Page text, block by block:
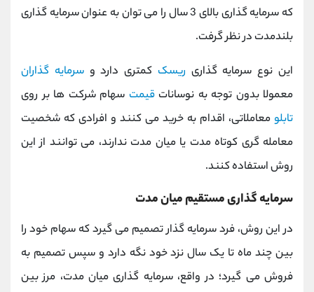
که سرمایه گذاری بالای 3 سال را می توان به عنوان سرمایه گذاری
بلندمدت در نظر گرفت.
این نوع سرمایه گذاری ریسک کمتری دارد وسرمایه گذاران
معمولا بدون توجه به نوساناتقیمت سهام شرکت ها بر روی
تابلو معاملاتی، اقدام به خرید می کنند و افرادی که شخصیت
معامله گری کوتاه مدت یا میان مدت ندارند، می توانند از این
روش استفاده کنند.
سرمایه گذاری مستقیم میان مدت
در این روش، فرد سرمایه گذار تصمیم می گیرد که سهام خود را
بین چند ماه تا یک سال نزد خود نگه دارد و سپس تصمیم به
فروش می گیرد؛ در واقع، سرمایه گذاری میان مدت، مرز بین